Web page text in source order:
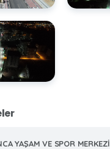
YAŞAM VE SPOR MERKEZİ